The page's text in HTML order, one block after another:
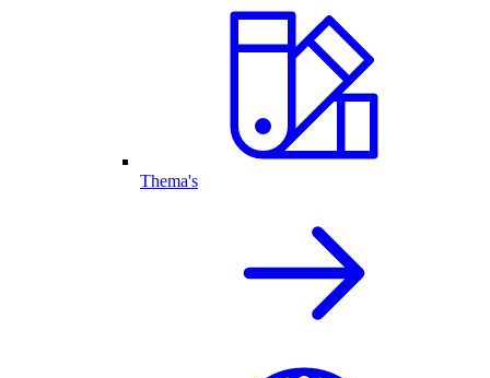
Thema's